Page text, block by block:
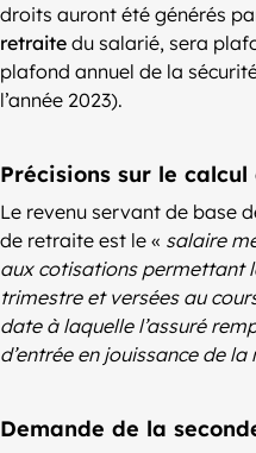
droits auront été générés
retraite du salarié, sera
plafond annuel de la
l’année 2023).
Précisions sur le
Le revenu servant de base
de retraite est le « salaire
aux cotisations permettant
trimestre et versées au
date à laquelle l’assuré
d’entrée en jouissance de
Demande de la